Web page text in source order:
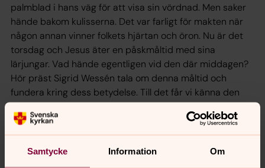
Samtycke Information Om
palmblad i hans väg för att visa sin vördnad. Men saker
hände bakom kulisserna. Det var farligt för makten när
någon annan vinner folkets hjärtan och öron. Nu är det
torsdag och Jesus äter en påskmåltid med sina
lärjungar. Vad hände egentligen vid den där middagen?
Hör präst Sigrid Wessén tala om denna måltid och
fundera kring dess betydelse. Till det får vi känna den
ödesmättade stämningen genom pianomusik med
Natasha Innab. Gudstjänsten avslutas traditionsenligt
med att altaret kläds av. Texten vid avklädningen är
Psaltaren 22:20-32.